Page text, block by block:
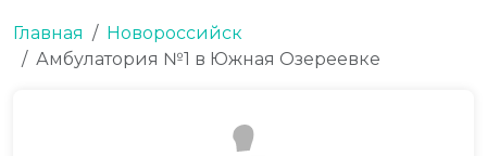
Главная
Новороссийск
Амбулатория №1 в Южная Озереевке